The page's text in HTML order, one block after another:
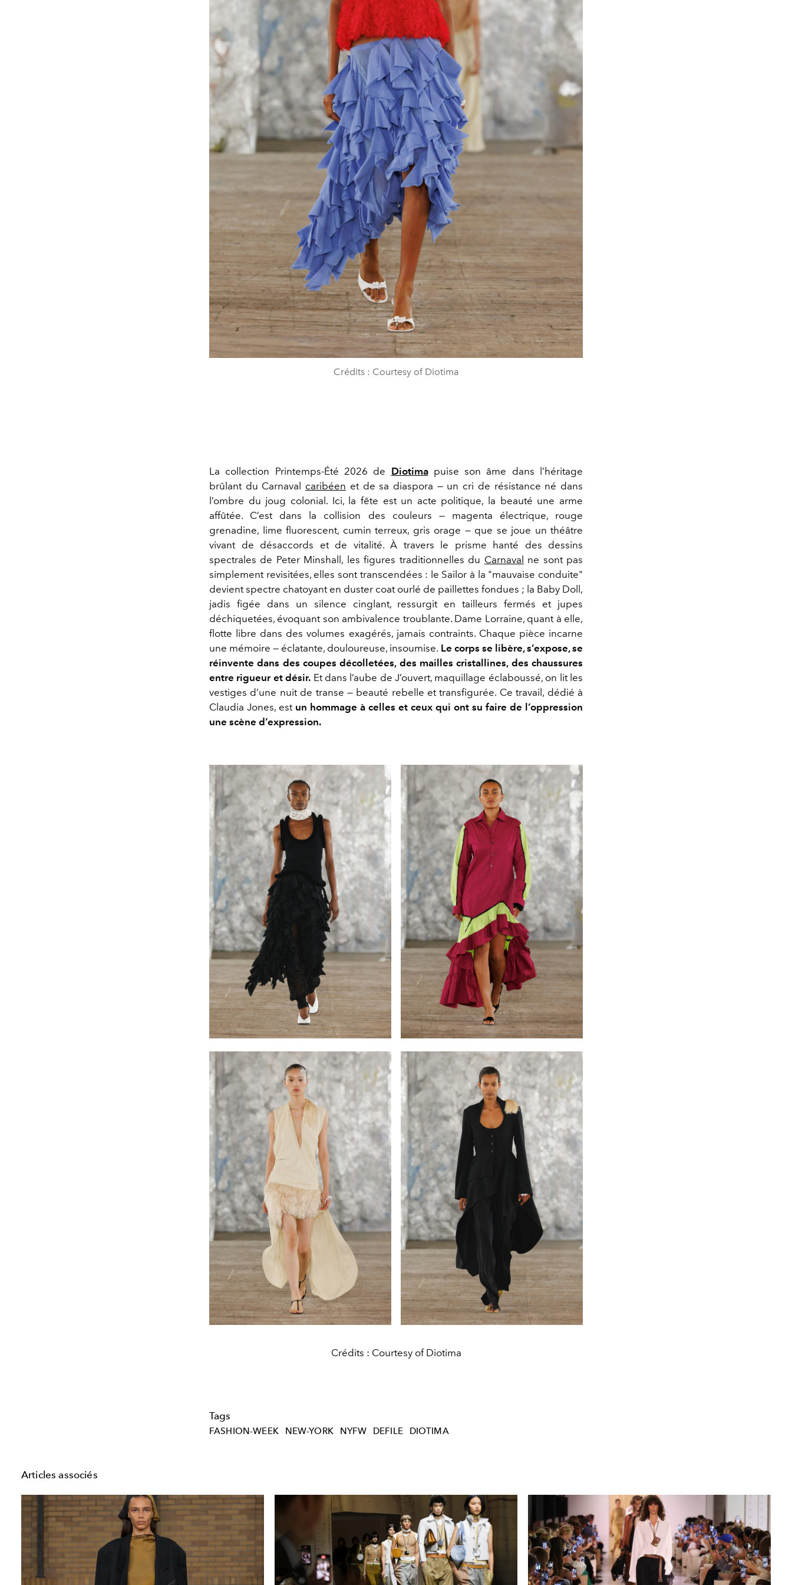
Crédits : Courtesy of Diotima
La collection Printemps-Été 2026 de Diotimapuise son âme dans l’héritage
brûlant du Carnaval caribéen et de sa diaspora — un cri de résistance né dans
l’ombre du joug colonial. Ici, la fête est un acte politique, la beauté une arme
affûtée. C’est dans la collision des couleurs — magenta électrique, rouge
grenadine, lime fluorescent, cumin terreux, gris orage — que se joue un théâtre
vivant de désaccords et de vitalité. À travers le prisme hanté des dessins
spectrales de Peter Minshall, les figures traditionnelles du Carnaval ne sont pas
simplement revisitées, elles sont transcendées : le Sailor à la "mauvaise conduite"
devient spectre chatoyant en duster coat ourlé de paillettes fondues ; la Baby Doll,
jadis figée dans un silence cinglant, ressurgit en tailleurs fermés et jupes
déchiquetées, évoquant son ambivalence troublante. Dame Lorraine, quant à elle,
flotte libre dans des volumes exagérés, jamais contraints. Chaque pièce incarne
une mémoire — éclatante, douloureuse, insoumise. Le corps se libère, s’expose, se
réinvente dans des coupes décolletées, des mailles cristallines, des chaussures
entre rigueur et désir. Et dans l’aube de J’ouvert, maquillage éclaboussé, on lit les
vestiges d’une nuit de transe — beauté rebelle et transfigurée. Ce travail, dédié à
Claudia Jones, est un hommage à celles et ceux qui ont su faire de l’oppression
une scène d’expression.
Crédits : Courtesy of Diotima
Tags
FASHION-WEEK NEW-YORK NYFW DEFILE DIOTIMA
Articles associés